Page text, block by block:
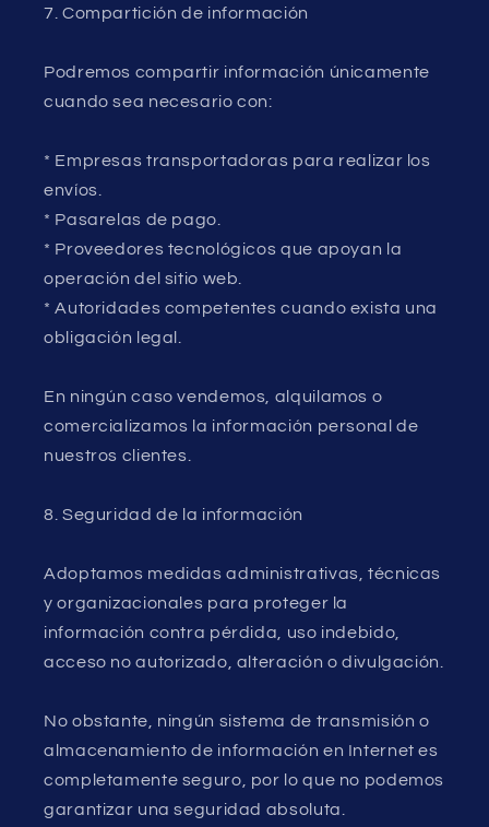
7. Compartición de información
Podremos compartir información únicamente
cuando sea necesario con:
* Empresas transportadoras para realizar los
envíos.
* Pasarelas de pago.
* Proveedores tecnológicos que apoyan la
operación del sitio web.
* Autoridades competentes cuando exista una
obligación legal.
En ningún caso vendemos, alquilamos o
comercializamos la información personal de
nuestros clientes.
8. Seguridad de la información
Adoptamos medidas administrativas, técnicas
y organizacionales para proteger la
información contra pérdida, uso indebido,
acceso no autorizado, alteración o divulgación.
No obstante, ningún sistema de transmisión o
almacenamiento de información en Internet es
completamente seguro, por lo que no podemos
garantizar una seguridad absoluta.